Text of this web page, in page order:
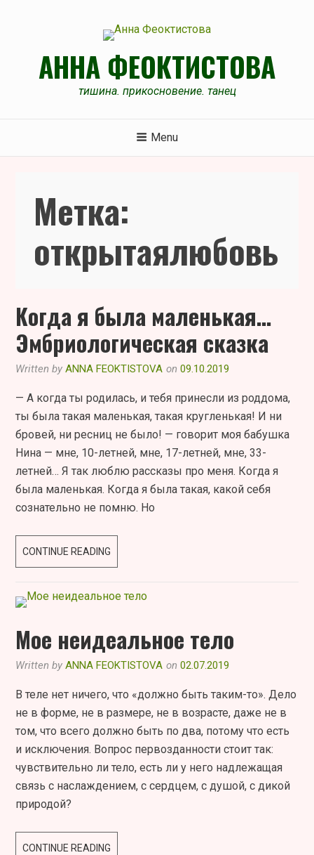
АННА ФЕОКТИСТОВА
тишина. прикосновение. танец
Menu
Метка:
открытаялюбовь
Когда я была маленькая…
Эмбриологическая сказка
Written byANNA FEOKTISTOVA on09.10.2019
— А когда ты родилась, и тебя принесли из роддома,
ты была такая маленькая, такая кругленькая! И ни
бровей, ни ресниц не было! — говорит моя бабушка
Нина — мне, 10-летней, мне, 17-летней, мне, 33-
летней… Я так люблю рассказы про меня. Когда я
была маленькая. Когда я была такая, какой себя
сознательно не помню. Но
CONTINUE READING
Я
СКАЗКА
Мое неидеальное тело
Written byANNA FEOKTISTOVA on02.07.2019
В теле нет ничего, что «должно быть таким-то». Дело
не в форме, не в размере, не в возрасте, даже не в
том, что всего должно быть по два, потому что есть
и исключения. Вопрос первозданности стоит так:
чувствительно ли тело, есть ли у него надлежащая
связь с наслаждением, с сердцем, с душой, с дикой
природой?
CONTINUE READING